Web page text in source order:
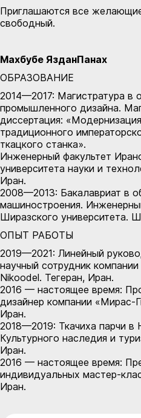
Приглашаются все
свободный.
Махбубе ЯзданПанах
ОБРАЗОВАНИЕ
2014—2017: Магистратура в
промышленного дизайна.
диссертация: «Модернизация
традиционного
ткацкого станка».
Инженерный факультет
университета науки и
Иран.
2008—2013: Бакалавриат в
машиностроения.
Ширазского университета.
ОПЫТ РАБОТЫ
2019—2021: Линейный
научный сотрудник компании
Nikoodel. Тегеран, Иран.
2016 — настоящее время:
дизайнер компании «Мирас-
Иран.
2018—2019: Ткачиха парчи в
Культурного наследия и
Иран.
2016 — настоящее время:
индивидуальных мастер-
Иран.